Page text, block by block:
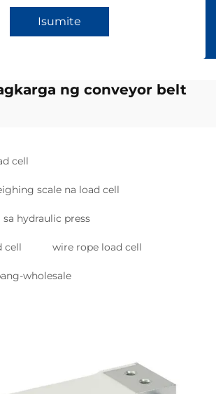
Isumite
ng conveyor belt
cell
scale na load cell
sa hydraulic press
cell wire rope load cell
wholesale